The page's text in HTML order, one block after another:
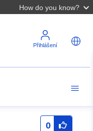
How do you know?
Přihlášení
0